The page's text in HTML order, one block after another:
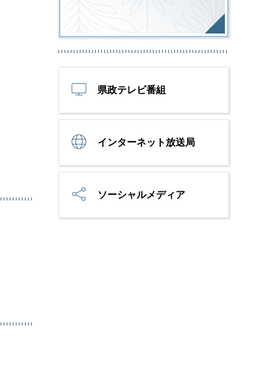
県政テレビ番組
インターネット放送局
ソーシャルメディア